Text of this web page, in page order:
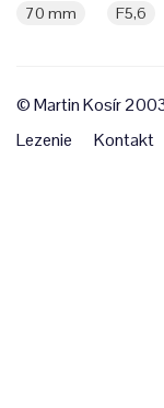
70 mm F5,6
© Martin Kosír
Lezenie
Kontakt